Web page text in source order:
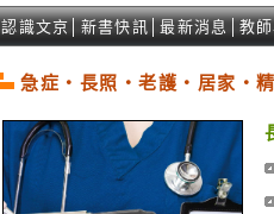
認識文京 新書快訊 │最新消息 教
急症‧長照‧老護‧居家‧